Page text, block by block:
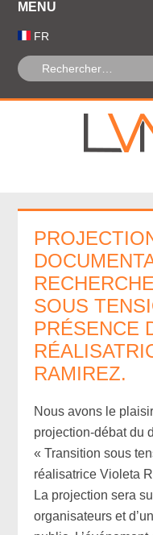
FR
SOUS
PRÉSENCE
RAMIREZ.
Nous avons le
projection-débat du
« Transition sous
réalisatrice Violeta
La projection sera
organisateurs et
Panneau de gestion des